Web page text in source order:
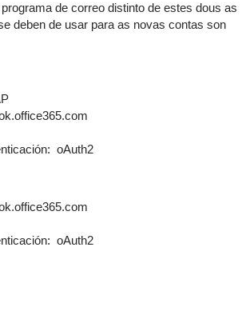
de correo distinto de estes dous as
deben de usar para as novas contas son
oAuth2
oAuth2